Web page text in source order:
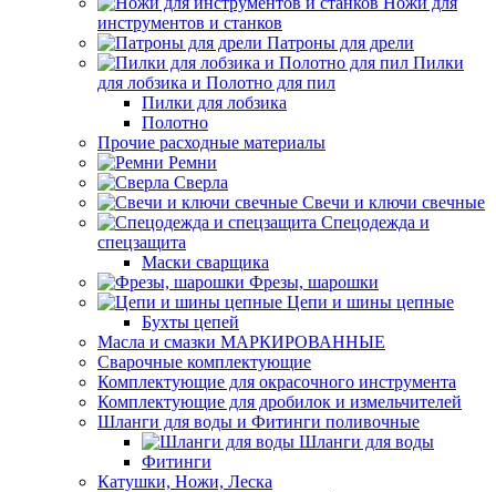
инструментов и станков
Патроны для дрели
Пилки
для лобзика и Полотно для пил
Пилки для лобзика
Полотно
Прочие расходные материалы
Ремни
Сверла
Свечи и ключи свечные
Спецодежда и
спецзащита
Маски сварщика
Фрезы, шарошки
Цепи и шины цепные
Бухты цепей
Масла и смазки МАРКИРОВАННЫЕ
Сварочные комплектующие
Комплектующие для окрасочного инструмента
Комплектующие для дробилок и измельчителей
Шланги для воды и Фитинги поливочные
Шланги для воды
Фитинги
Катушки, Ножи, Леска